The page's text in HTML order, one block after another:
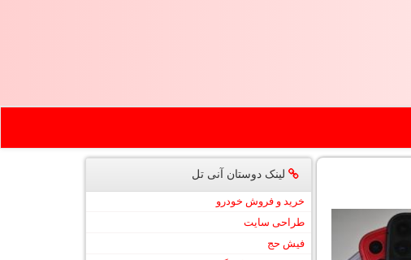
لینک دوستان آنی تل
خرید و فروش خودرو
طراحی سایت
فیش حج